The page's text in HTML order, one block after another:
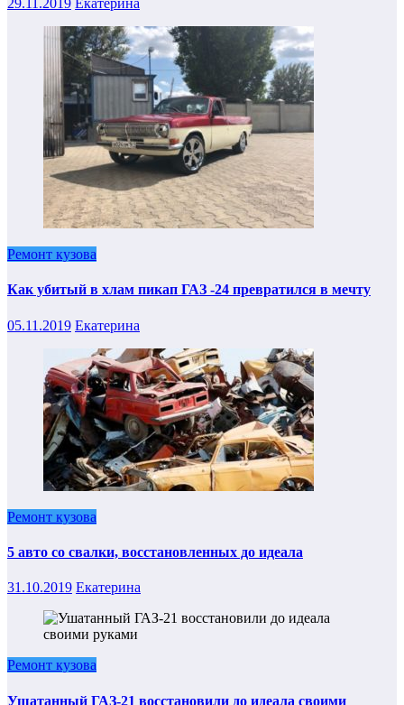
29.11.2019 Екатерина
Ремонт кузова
Как убитый в хлам пикап ГАЗ -24 превратился в мечту
05.11.2019 Екатерина
Ремонт кузова
5 авто со свалки, восстановленных до идеала
31.10.2019 Екатерина
Ремонт кузова
Ушатанный ГАЗ-21 восстановили до идеала своими